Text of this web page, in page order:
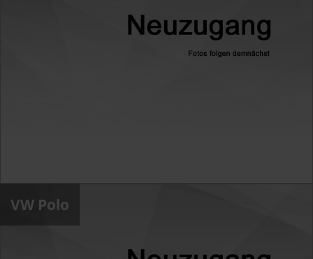
VW Polo